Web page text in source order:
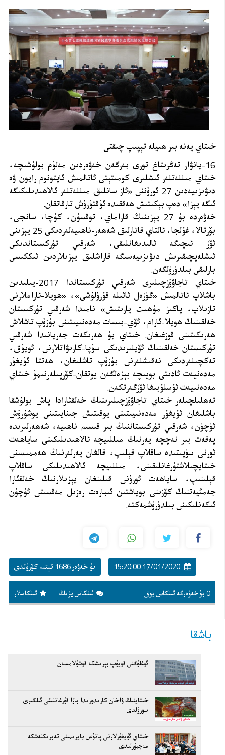
خىتاي يەنە بىر ھىيلە تېپىپ چىقتى
16-يانۋار تەڭرىتاغ تورى بەرگەن خەۋەردىن مەلۇم بولۇشىچە،
خىتاي مىللەتلەر ئىشلىرى كومىتېتى ئاتالمىش ئاپتونوم رايون ۋە
دىۋىزىيەدىن 27 ئورۇننى «ئاز سانلىق مىللەتلەر ئالاھىدىلىكىگە
ئىگە يېزا» دەپ بېكىتىش ھەققىدە ئۇقتۇرۇش تارقاتقان.
خەۋەردە بۇ 27 يېزىنىڭ قاراماي، توقسۇن، كۇچا، سانجى،
بۆرتالا، غۇلجا، ئالتاي قاتارلىق شەھەر-ناھىيەلەردىكى 25 يېزىنى
ئۆز ئىچىگە ئالىدىغانلىقى، شەرقىي تۈركسىتاندىكى
ئىشلەپچىقىرىش دىۋىزىيەسىگە قاراشلىق يېزىلاردىن ئىككىسى
بارلىقى بىلدۈرۈلگەن.
خىتاي تاجاۋۇزچىلىرى شەرقىي تۈركىستاندا 2017-يىلىدىن
باشلاپ ئاتالمىش «گۈزەل ئائىلە قۇرۇلۇشى»، «ھويلا-ئاراملارنى
تازىلاپ، پاكىز مۇھىت يارىتىش» نامىدا شەرقىي تۈركىستان
خەلقىنىڭ ھويلا-ئارام، ئۆي-بىسات مەدەنىيىتىنى بۇزۇپ تاشلاش
ھەرىكىتىنى قوزغىغان. خىتاي بۇ ھەرىكەت جەريانىدا شەرقىي
تۈركىستان خەلقىنىڭ ئۆيلىرىدىكى سۇپا-كارىۋاتلارنى، ئويۇق،
تەكچىلەردىكى نەقىشلەرنى بۇزۇپ تاشلىغان، ھەتتا ئۇيغۇر
مەدەنيەت ئادىتى بويىچە بېزەلگەن يوتقان-كۆرپىلەرنىمۇ خىتاي
مەدەنىيەت ئۇسلۇبىغا ئۆزگەرتكەن.
تەھلىلچىلەر خىتاي تاجاۋۇزچىلىرىنىڭ خەلقئارادا پاش بولۇشقا
باشلىغان ئۇيغۇر مەدەنىيىتىنى يوقىتىش جىنايىتىنى يوشۇرۇش
ئۈچۈن، شەرقىي تۈركىستاننىڭ بىر قىسىم ناھىيە، شەھەرلىرىدە
پەقەت بىر نەچچە يەرنىڭ مىللىيچە ئالاھىدىلىكىنى ساياھەت
ئورنى سۈپىتىدە ساقلاپ قېلىپ، قالغان يەرلەرنىڭ ھەممىسىنى
خىتايچىلاشتۇرغانلىقىنى، مىللىيچە ئالاھىدىلىكى ساقلاپ
قېلىنىپ، ساياھەت ئورۇنى قىلىنغان يېزىلارنىڭ خەلقئارا
جەمئيەتنىڭ كۆزىنى بوياشتىن ئىبارەت رەزىل مەقسىتى ئۈچۈن
ئىكەنلىكىنى بىلدۈرۈشمەكتە.
بۇ خەۋەر 1686 قېتىم كۆرۈلدى 17/01/2020 15:20:00
ئىنكاسلار ئىنكاس يزىڭ 0 بۇ خەۋەرگە ئىنكاس يوق
باشقا
ئوغلۇڭنى قويۇپ بېرىشكە قوشۇلامسەن
خىتاينىڭ ۋاخان كارىدورىدا بازا قۇرغانلىقى ئىلگىرى
سۈرۈلدى
خىتاي ئۇيغۇرلارنى پانۇس بايرىمىنى تەبرىكلەشكە
مەجبۇرلىدى